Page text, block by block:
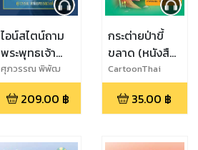
ไอน์สไตน์ถาม
พระพุทธเจ้า
ตอบ (หนังสือ
เสียง)
ศุภวรรณ พิพัฒ
พรรณวงศ์ กรีน
209.00 ฿
กระต่ายป่าขี้
ขลาด (หนังสือ
เสียง)
CartoonThai
Studio
35.00 ฿